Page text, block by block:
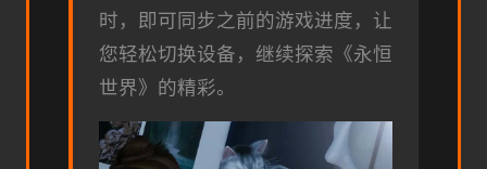
时，即可同步之前的游戏进度，让
您轻松切换设备，继续探索《永恒
世界》的精彩。